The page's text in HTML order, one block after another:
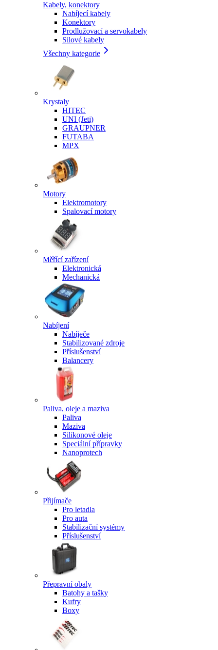
Kabely, konektory
Nabíjecí kabely
Konektory
Prodlužovací a servokabely
Silové kabely
Všechny kategorie
Krystaly
HITEC
UNI (Jeti)
GRAUPNER
FUTABA
MPX
Motory
Elektromotory
Spalovací motory
Měřící zařízení
Elektronická
Mechanická
Nabíjení
Nabíječe
Stabilizované zdroje
Příslušenství
Balancery
Paliva, oleje a maziva
Paliva
Maziva
Silikonové oleje
Speciální přípravky
Nanoprotech
Přijímače
Pro letadla
Pro auta
Stabilizační systémy
Příslušenství
Přepravní obaly
Batohy a tašky
Kufry
Boxy